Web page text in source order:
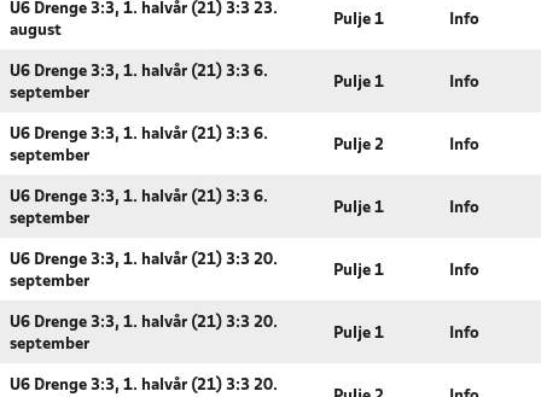
U6 Drenge 3:3, 1. halvår (21) 3:3 23.
august
Pulje 1 Info
U6 Drenge 3:3, 1. halvår (21) 3:3 6.
september
Pulje 1 Info
U6 Drenge 3:3, 1. halvår (21) 3:3 6.
september
Pulje 2 Info
U6 Drenge 3:3, 1. halvår (21) 3:3 6.
september
Pulje 1 Info
U6 Drenge 3:3, 1. halvår (21) 3:3 20.
september
Pulje 1 Info
U6 Drenge 3:3, 1. halvår (21) 3:3 20.
september
Pulje 1 Info
U6 Drenge 3:3, 1. halvår (21) 3:3 20.